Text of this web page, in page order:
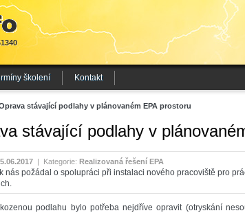
stávající podlahy v plánovaném EPA prostoru
stávající podlahy v
Kategorie: Realizovaná řešení EPA
nás požádal o spolupráci při instalaci nového pracoviště pro
podlahu bylo potřeba nejdříve opravit (otryskání
školení Kontakt